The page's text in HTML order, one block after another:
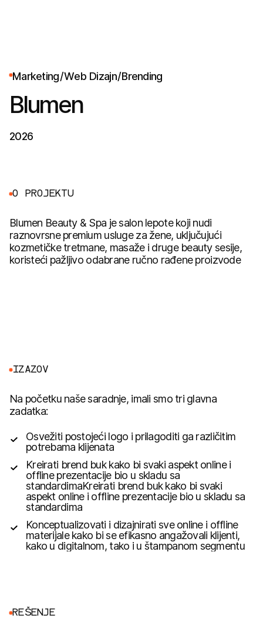
Marketing/Web Dizajn/Brending
Blumen
2026
O PROJEKTU
Blumen Beauty & Spa je salon lepote koji nudi
raznovrsne premium usluge za žene, uključujući
kozmetičke tretmane, masaže i druge beauty sesije,
koristeći pažljivo odabrane ručno rađene proizvode
IZAZOV
Na početku naše saradnje, imali smo tri glavna
zadatka:
Osvežiti postojeći logo i prilagoditi ga različitim
potrebama klijenata
Kreirati brend buk kako bi svaki aspekt online i
offline prezentacije bio u skladu sa
standardimaKreirati brend buk kako bi svaki
aspekt online i offline prezentacije bio u skladu sa
standardima
Konceptualizovati i dizajnirati sve online i offline
materijale kako bi se efikasno angažovali klijenti,
kako u digitalnom, tako i u štampanom segmentu
REŠENJE